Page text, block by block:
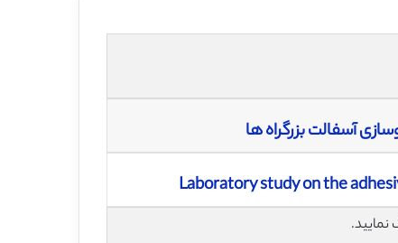
آسفالت بزرگراه ها
Laboratory study on the